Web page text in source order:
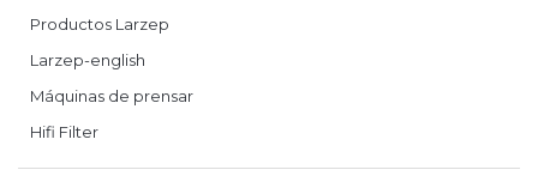
Productos Larzep
Larzep-english
Máquinas de prensar
Hifi Filter